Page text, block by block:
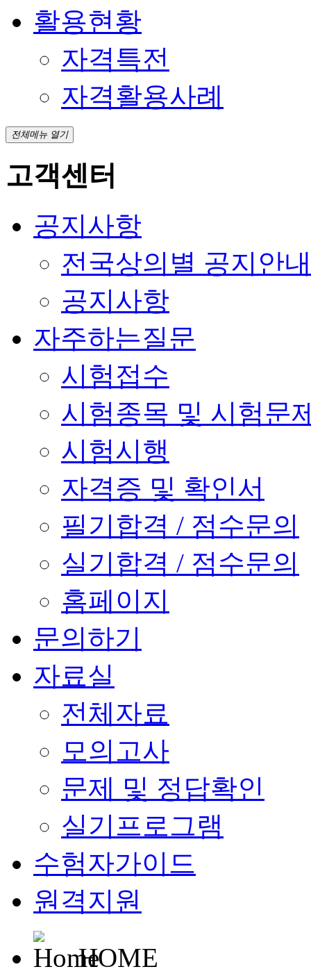
활용현황
자격특전
자격활용사례
전체메뉴 열기
고객센터
공지사항
전국상의별 공지안내
공지사항
자주하는질문
시험접수
시험종목 및 시험문
시험시행
자격증 및 확인서
필기합격 / 점수문의
실기합격 / 점수문의
홈페이지
문의하기
자료실
전체자료
모의고사
문제 및 정답확인
실기프로그램
수험자가이드
원격지원
HOME